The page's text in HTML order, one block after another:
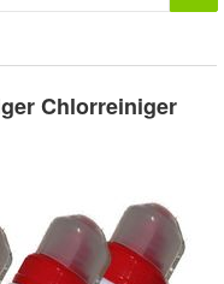
Chlorreiniger